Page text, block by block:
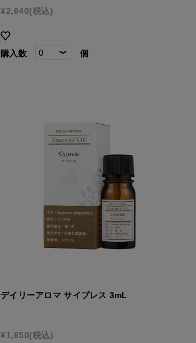
¥2,640(税込)
購入数 個
デイリーアロマ サイプレス 3mL
¥1,650(税込)